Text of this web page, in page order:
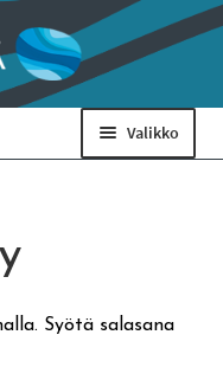
Valikko
Syötä salasana